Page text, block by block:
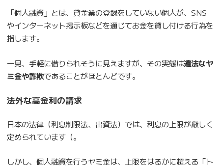
「個人融資」とは、貸金業の登録をしていない個人が、SNS
やインターネット掲示板などを通じてお金を貸し付ける行為を
指します。
一見、手軽に借りられそうに見えますが、その実態は違法なヤ
ミ金や詐欺であることがほとんどです。
法外な高金利の請求
日本の法律（利息制限法、出資法）では、利息の上限が厳しく
定められています（。
しかし、個人融資を行うヤミ金は、上限をはるかに超える「ト